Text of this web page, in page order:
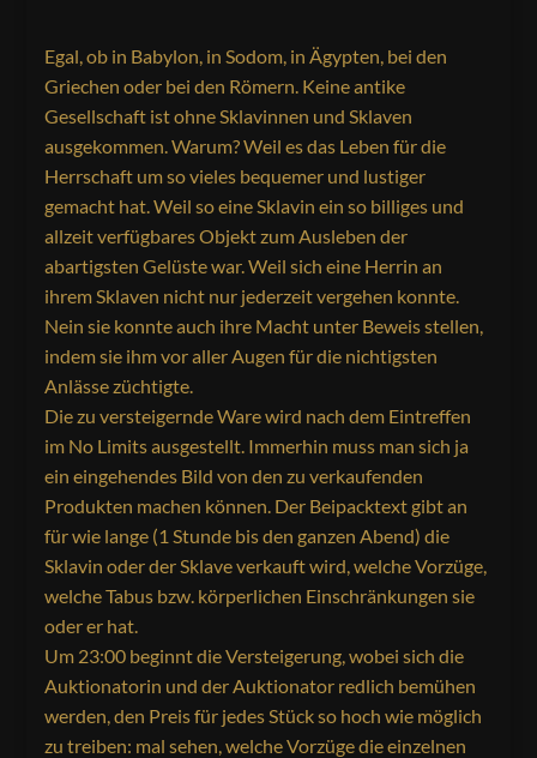
Egal, ob in Babylon, in Sodom, in Ägypten, bei den
Griechen oder bei den Römern. Keine antike
Gesellschaft ist ohne Sklavinnen und Sklaven
ausgekommen. Warum? Weil es das Leben für die
Herrschaft um so vieles bequemer und lustiger
gemacht hat. Weil so eine Sklavin ein so billiges und
allzeit verfügbares Objekt zum Ausleben der
abartigsten Gelüste war. Weil sich eine Herrin an
ihrem Sklaven nicht nur jederzeit vergehen konnte.
Nein sie konnte auch ihre Macht unter Beweis stellen,
indem sie ihm vor aller Augen für die nichtigsten
Anlässe züchtigte.
Die zu versteigernde Ware wird nach dem Eintreffen
im No Limits ausgestellt. Immerhin muss man sich ja
ein eingehendes Bild von den zu verkaufenden
Produkten machen können. Der Beipacktext gibt an
für wie lange (1 Stunde bis den ganzen Abend) die
Sklavin oder der Sklave verkauft wird, welche Vorzüge,
welche Tabus bzw. körperlichen Einschränkungen sie
oder er hat.
Um 23:00 beginnt die Versteigerung, wobei sich die
Auktionatorin und der Auktionator redlich bemühen
werden, den Preis für jedes Stück so hoch wie möglich
zu treiben: mal sehen, welche Vorzüge die einzelnen